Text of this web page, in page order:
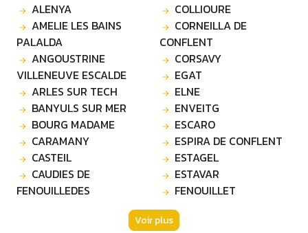
ALENYA
AMELIE LES BAINS
PALALDA
ANGOUSTRINE
VILLENEUVE ESCALDE
ARLES SUR TECH
BANYULS SUR MER
BOURG MADAME
CARAMANY
CASTEIL
CAUDIES DE
FENOUILLEDES
COLLIOURE
CORNEILLA DE
CONFLENT
CORSAVY
EGAT
ELNE
ENVEITG
ESCARO
ESPIRA DE CONFLENT
ESTAGEL
ESTAVAR
FENOUILLET
Voir plus